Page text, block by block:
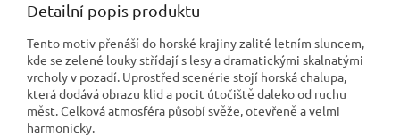
Detailní popis produktu
Tento motiv přenáší do horské krajiny zalité letním sluncem,
kde se zelené louky střídají s lesy a dramatickými skalnatými
vrcholy v pozadí. Uprostřed scenérie stojí horská chalupa,
která dodává obrazu klid a pocit útočiště daleko od ruchu
měst. Celková atmosféra působí svěže, otevřeně a velmi
harmonicky.